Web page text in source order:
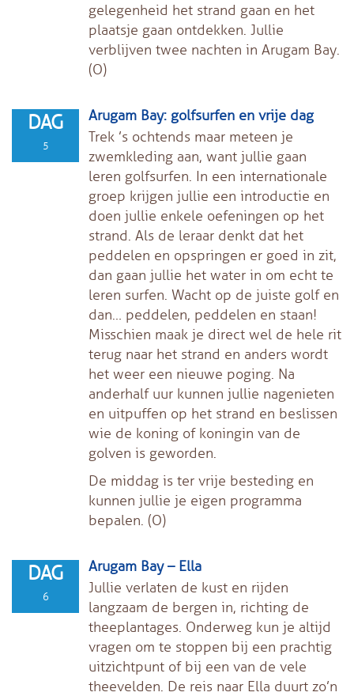
gelegenheid het strand gaan en het
plaatsje gaan ontdekken. Jullie
verblijven twee nachten in Arugam Bay.
(O)
DAG
5
Arugam Bay: golfsurfen en vrije dag
Trek ’s ochtends maar meteen je
zwemkleding aan, want jullie gaan
leren golfsurfen. In een internationale
groep krijgen jullie een introductie en
doen jullie enkele oefeningen op het
strand. Als de leraar denkt dat het
peddelen en opspringen er goed in zit,
dan gaan jullie het water in om echt te
leren surfen. Wacht op de juiste golf en
dan… peddelen, peddelen en staan!
Misschien maak je direct wel de hele rit
terug naar het strand en anders wordt
het weer een nieuwe poging. Na
anderhalf uur kunnen jullie nagenieten
en uitpuffen op het strand en beslissen
wie de koning of koningin van de
golven is geworden.
De middag is ter vrije besteding en
kunnen jullie je eigen programma
bepalen. (O)
DAG
6
Arugam Bay – Ella
Jullie verlaten de kust en rijden
langzaam de bergen in, richting de
theeplantages. Onderweg kun je altijd
vragen om te stoppen bij een prachtig
uitzichtpunt of bij een van de vele
theevelden. De reis naar Ella duurt zo’n